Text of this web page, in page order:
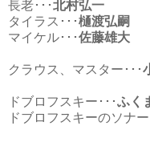
長老･･･北村弘一
タイラス･･･樋渡弘嗣
マイケル･･･佐藤雄大
クラウス、マスター･･･
ドブロフスキー･･･ふく
ドブロフスキーのソナー